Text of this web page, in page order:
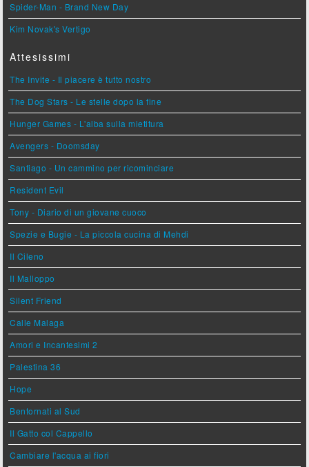
Spider-Man - Brand New Day
Kim Novak's Vertigo
Attesissimi
The Invite - Il piacere è tutto nostro
The Dog Stars - Le stelle dopo la fine
Hunger Games - L'alba sulla mietitura
Avengers - Doomsday
Santiago - Un cammino per ricominciare
Resident Evil
Tony - Diario di un giovane cuoco
Spezie e Bugie - La piccola cucina di Mehdi
Il Cileno
Il Malloppo
Silent Friend
Calle Malaga
Amori e Incantesimi 2
Palestina 36
Hope
Bentornati al Sud
Il Gatto col Cappello
Cambiare l'acqua ai fiori